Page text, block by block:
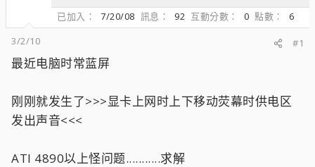
已加入
7/20/08 訊息 92 互動分數 0 點數
6
3/2/10
#1
最近电脑时常蓝屏
刚刚就发生了>>>显卡上网时上下移动荧幕时供电区
发出声音<<<
ATI 4890以上怪问题...........求解